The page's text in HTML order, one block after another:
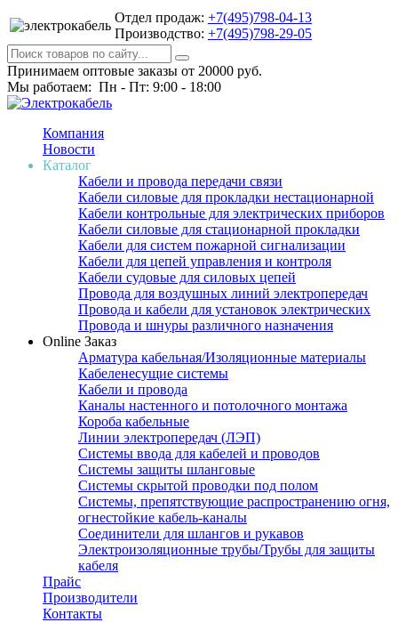
Отдел продаж: +7(495)798-04-13
Производство: +7(495)798-29-05
Принимаем оптовые заказы от 20000 руб.
Мы работаем: Пн - Пт: 9:00 - 18:00
Компания
Новости
Каталог
Кабели и провода передачи связи
Кабели силовые для прокладки нестационарной
Кабели контрольные для электрических приборов
Кабели силовые для стационарной прокладки
Кабели для систем пожарной сигнализации
Кабели для цепей управления и контроля
Кабели судовые для силовых цепей
Провода для воздушных линий электропередач
Провода и кабели для установок электрических
Провода и шнуры различного назначения
Online Заказ
Арматура кабельная/Изоляционные материалы
Кабеленесущие системы
Кабели и провода
Каналы настенного и потолочного монтажа
Короба кабельные
Линии электропередач (ЛЭП)
Системы ввода для кабелей и проводов
Системы защиты шланговые
Системы скрытой проводки под полом
Системы, препятствующие распространению огня,
огнестойкие кабель-каналы
Соединители для шлангов и рукавов
Электроизоляционные трубы/Трубы для защиты
кабеля
Прайс
Производители
Контакты